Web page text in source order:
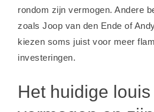
rondom zijn vermogen. Andere
zoals Joop van den Ende of
kiezen soms juist voor meer
investeringen.
Het huidige